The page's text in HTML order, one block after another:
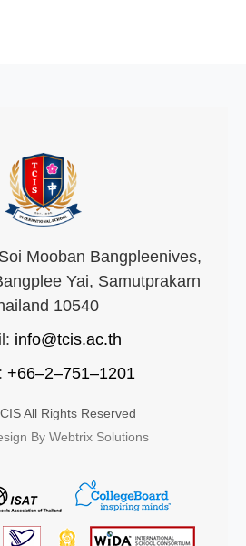
Mooban Bangpleenives,
Yai, Samutprakarn
10540
info@tcis.ac.th
+66–2–751–1201
All Rights Reserved
By Webtrix Solutions